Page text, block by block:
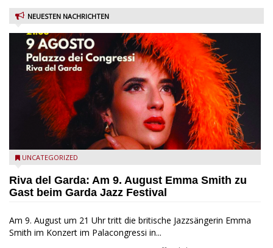
NEUESTEN NACHRICHTEN
Riva del Garda - Emma Smith zu Gast beim Garda Jazz
UNCATEGORIZED
Riva del Garda: Am 9. August Emma Smith zu
Gast beim Garda Jazz Festival
Am 9. August um 21 Uhr tritt die britische Jazzsängerin Emma
Smith im Konzert im Palacongressi in...